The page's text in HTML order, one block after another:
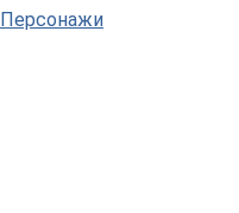
Персонажи